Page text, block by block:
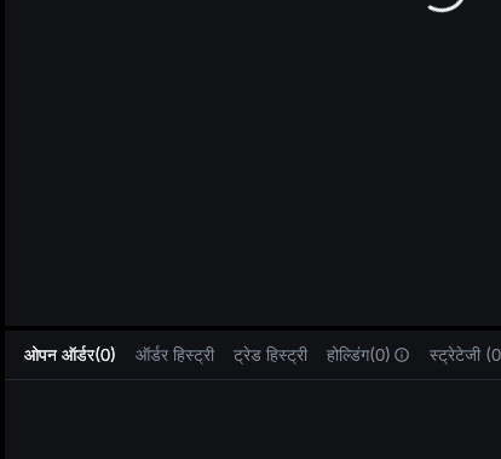
ओपन ऑर्डर(0) ऑर्डर हिस्ट्री ट्रेड हिस्ट्री होल्डिंग(0) स्ट्रेटेजी